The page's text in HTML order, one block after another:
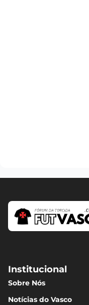
Institucional
Sobre Nós
Notícias do Vasco